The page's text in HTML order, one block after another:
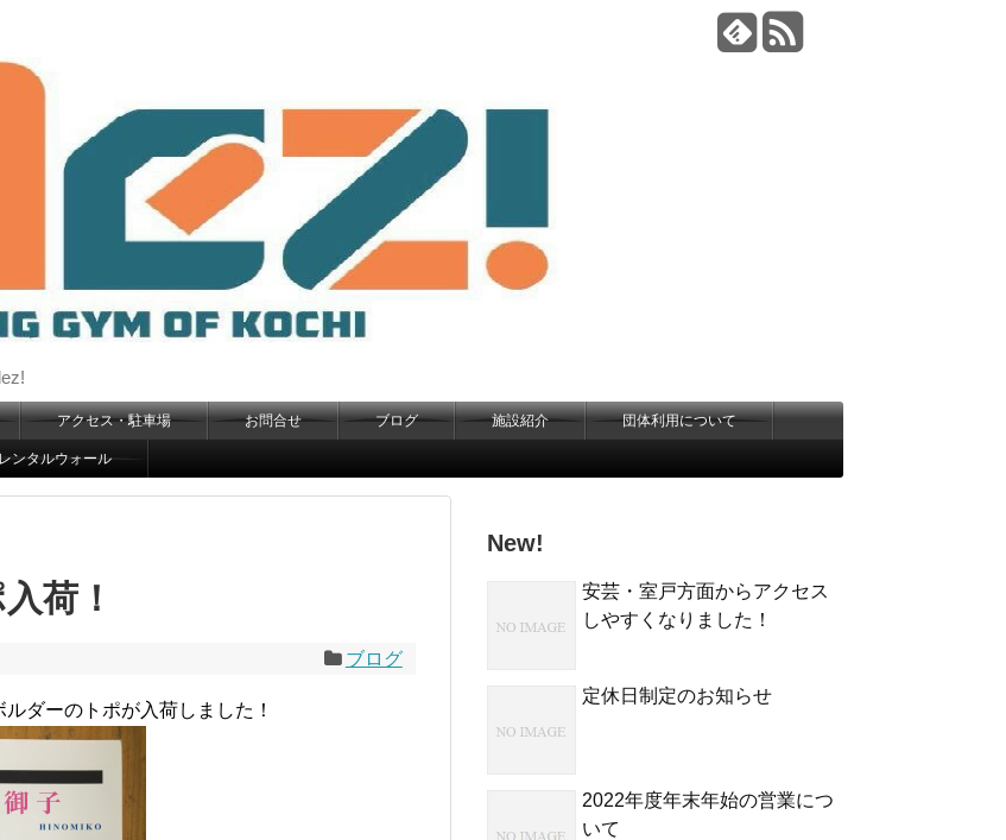
アクセス・駐車場 お問合せ ブログ 施設紹介 団体利用について
ンタルウォール
荷！
ブログ
ダーのトポが入荷しました！
New!
安芸・室戸方面からアクセス
しやすくなりました！
定休日制定のお知らせ
2022年度年末年始の営業につ
いて